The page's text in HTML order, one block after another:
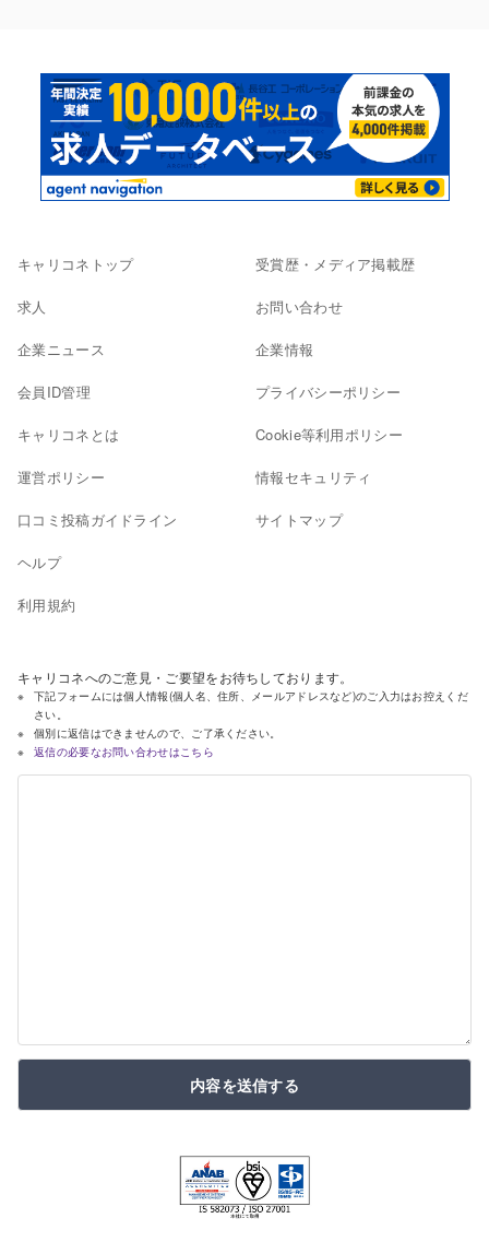
キャリコネトップ
求人
企業ニュース
会員ID管理
キャリコネとは
運営ポリシー
口コミ投稿ガイドライン
ヘルプ
利用規約
受賞歴・メディア掲載歴
お問い合わせ
企業情報
プライバシーポリシー
Cookie等利用ポリシー
情報セキュリティ
サイトマップ
キャリコネへのご意見・ご要望をお待ちしております。
下記フォームには個人情報(個人名、住所、メールアドレスなど)のご入力はお控えくだ
さい。
個別に返信はできませんので、ご了承ください。
返信の必要なお問い合わせはこちら
内容を送信する